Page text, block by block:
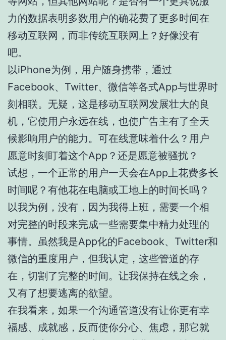
力的数据表明多数用户的确花费了更多时间在
移动互联网，而非传统互联网上？好像没有
吧。
以iPhone为例，用户随身携带，通过
Facebook、Twitter、微信等各式App与世界时
刻相联。无疑，这是移动互联网发展壮大的良
机，它使用户永远在线，也使广告主有了全天
候影响用户的能力。可在线意味着什么？用户
愿意时刻盯着这个App？还是愿意被骚扰？
试想，一个正常的用户一天会在App上花费多长
时间呢？有他花在电脑或工地上的时间长吗？
以我为例，没有，因为我得上班，需要一个相
对完整的时段来完成一些需要集中精力处理的
事情。虽然我是App化的Facebook、Twitter和
微信的重度用户，但我认定，这些管道的存
在，切割了完整的时间。让我保持在线之余，
又有了想要逃离的欲望。
在我看来，如果一个沟通管道没有让你更有幸
福感、成就感，反而使你分心、焦虑，那它就